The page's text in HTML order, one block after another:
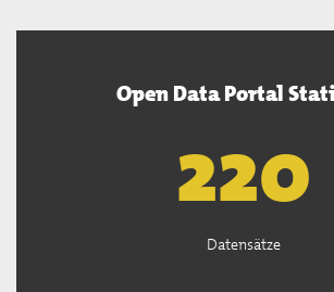
Open Data Portal
222
Datensätze